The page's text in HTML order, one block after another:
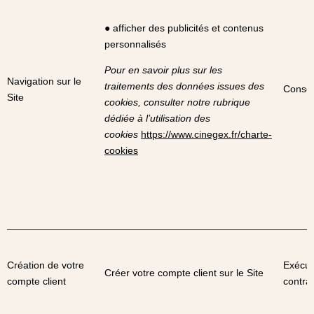
Navigation sur le
Site
● afficher des publicités et contenus
personnalisés
Pour en savoir plus sur les
traitements des données issues des
cookies, consulter notre rubrique
dédiée à l’utilisation des
cookies https://www.cinegex.fr/charte-
cookies
Création de votre
compte client
Créer votre compte client sur le Site
contrat